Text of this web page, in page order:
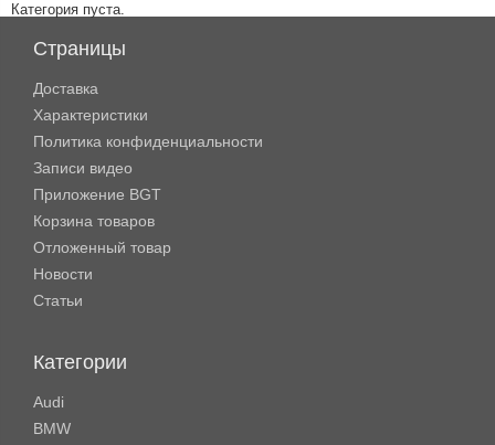
Категория пуста.
Страницы
Доставка
Характеристики
Политика конфиденциальности
Записи видео
Приложение BGT
Корзина товаров
Отложенный товар
Новости
Статьи
Категории
Audi
BMW